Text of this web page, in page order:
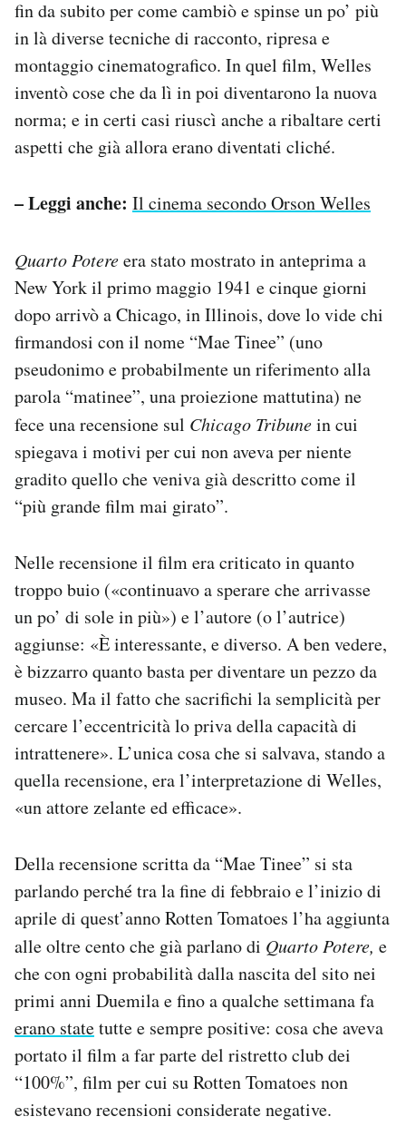
fin da subito per come cambiò e spinse un po’ più
in là diverse tecniche di racconto, ripresa e
montaggio cinematografico. In quel film, Welles
inventò cose che da lì in poi diventarono la nuova
norma; e in certi casi riuscì anche a ribaltare certi
aspetti che già allora erano diventati cliché.
– Leggi anche: Il cinema secondo Orson Welles
Quarto Potereera stato mostrato in anteprima a
New York il primo maggio 1941 e cinque giorni
dopo arrivò a Chicago, in Illinois, dove lo vide chi
firmandosi con il nome “Mae Tinee” (uno
pseudonimo e probabilmente un riferimento alla
parola “matinee”, una proiezione mattutina) ne
fece una recensione sul Chicago Tribunein cui
spiegava i motivi per cui non aveva per niente
gradito quello che veniva già descritto come il
“più grande film mai girato”.
Nelle recensione il film era criticato in quanto
troppo buio («continuavo a sperare che arrivasse
un po’ di sole in più») e l’autore (o l’autrice)
aggiunse: «È interessante, e diverso. A ben vedere,
è bizzarro quanto basta per diventare un pezzo da
museo. Ma il fatto che sacrifichi la semplicità per
cercare l’eccentricità lo priva della capacità di
intrattenere». L’unica cosa che si salvava, stando a
quella recensione, era l’interpretazione di Welles,
«un attore zelante ed efficace».
Della recensione scritta da “Mae Tinee” si sta
parlando perché tra la fine di febbraio e l’inizio di
aprile di quest’anno Rotten Tomatoes l’ha aggiunta
alle oltre cento che già parlano di Quarto Potere, e
che con ogni probabilità dalla nascita del sito nei
primi anni Duemila e fino a qualche settimana fa
erano statetutte e sempre positive: cosa che aveva
portato il film a far parte del ristretto club dei
“100%”, film per cui su Rotten Tomatoes non
esistevano recensioni considerate negative.